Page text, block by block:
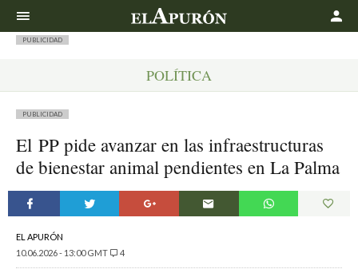
PUBLICIDAD
POLÍTICA
PUBLICIDAD
El PP pide avanzar en las infraestructuras
de bienestar animal pendientes en La Palma
EL APURÓN
10.06.2026 - 13:00 GMT
4